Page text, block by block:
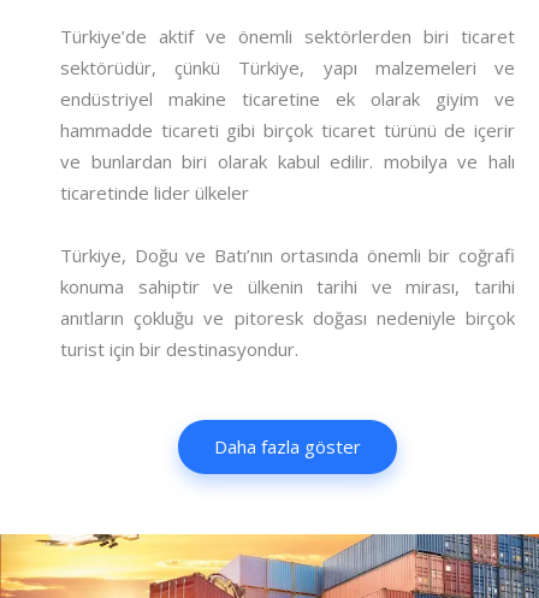
Türkiye’de aktif ve önemli sektörlerden biri ticaret
sektörüdür, çünkü Türkiye, yapı malzemeleri ve
endüstriyel makine ticaretine ek olarak giyim ve
hammadde ticareti gibi birçok ticaret türünü de içerir
ve bunlardan biri olarak kabul edilir. mobilya ve halı
ticaretinde lider ülkeler
Türkiye, Doğu ve Batı’nın ortasında önemli bir coğrafi
konuma sahiptir ve ülkenin tarihi ve mirası, tarihi
anıtların çokluğu ve pitoresk doğası nedeniyle birçok
turist için bir destinasyondur.
Daha fazla göster